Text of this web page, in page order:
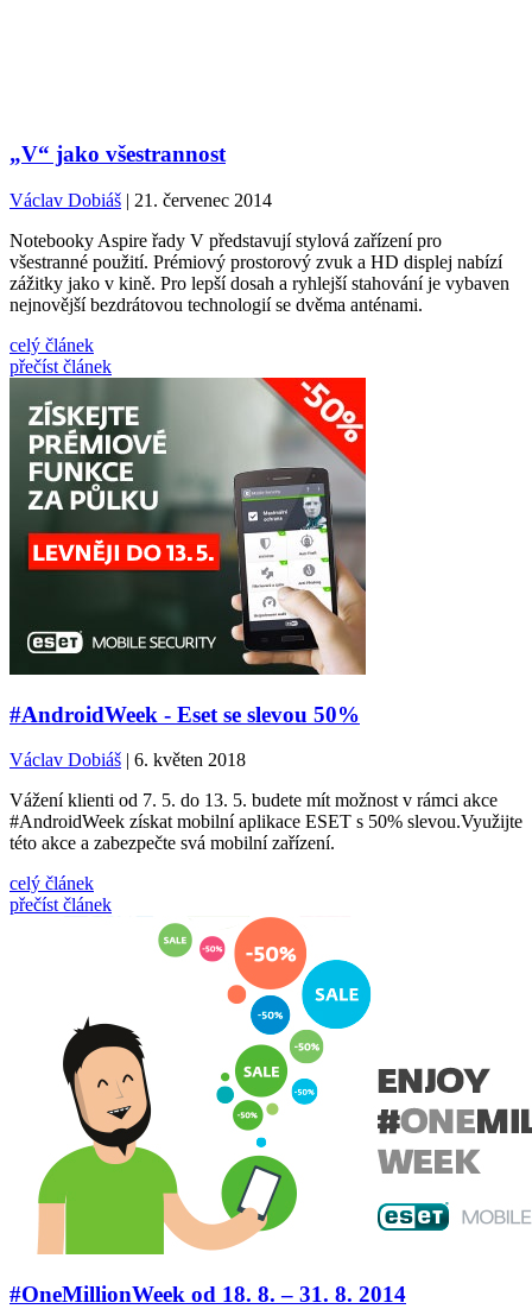
„V“ jako všestrannost
Václav Dobiáš | 21. červenec 2014
Notebooky Aspire řady V představují stylová zařízení pro
všestranné použití. Prémiový prostorový zvuk a HD displej nabízí
zážitky jako v kině. Pro lepší dosah a ryhlejší stahování je vybaven
nejnovější bezdrátovou technologií se dvěma anténami.
celý článek
přečíst článek
#AndroidWeek - Eset se slevou 50%
Václav Dobiáš | 6. květen 2018
Vážení klienti od 7. 5. do 13. 5. budete mít možnost v rámci akce
#AndroidWeek získat mobilní aplikace ESET s 50% slevou.Využijte
této akce a zabezpečte svá mobilní zařízení.
celý článek
přečíst článek
#OneMillionWeek od 18. 8. – 31. 8. 2014